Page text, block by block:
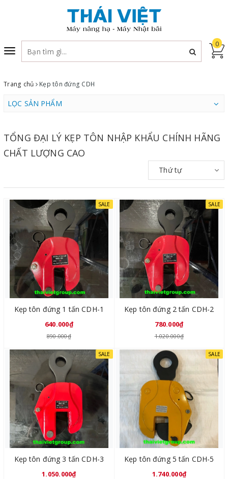
Toggle
navigation
0
Trang chủ Kẹp tôn đứng CDH
LỌC SẢN PHẨM
TỔNG ĐẠI LÝ KẸP TÔN NHẬP KHẨU CHÍNH HÃNG
CHẤT LƯỢNG CAO
Thứ tự
SALE
Kẹp tôn đứng 1 tấn CDH-1
640.000₫
890.000₫
SALE
Kẹp tôn đứng 2 tấn CDH-2
780.000₫
1.020.000₫
SALE
Kẹp tôn đứng 3 tấn CDH-3
1.050.000₫
SALE
Kẹp tôn đứng 5 tấn CDH-5
1.740.000₫